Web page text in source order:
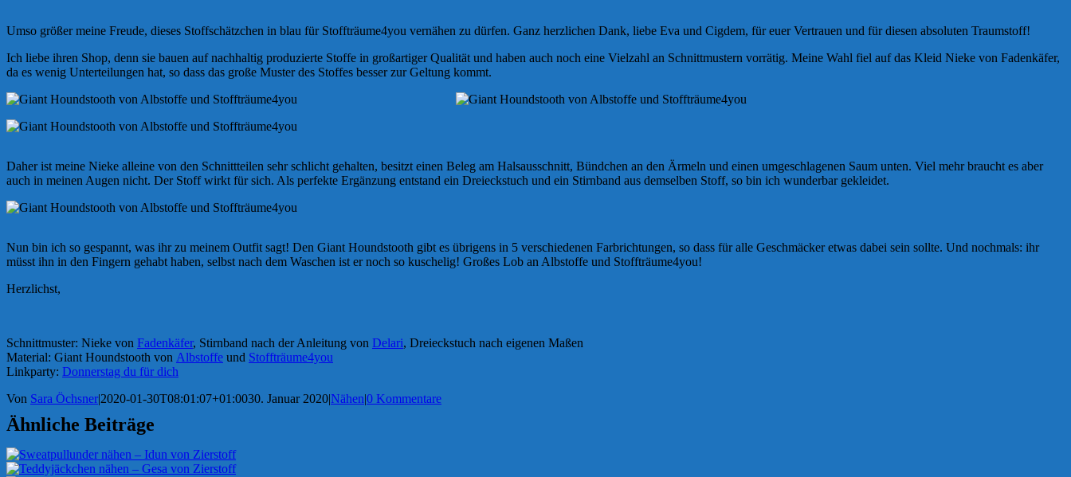
Umso größer meine Freude, dieses Stoffschätzchen in blau für Stoffträume4you vernähen zu dürfen. Ganz herzlichen Dank, liebe Eva und Cigdem, für euer Vertrauen und für diesen absoluten Traumstoff!
Ich liebe ihren Shop, denn sie bauen auf nachhaltig produzierte Stoffe in großartiger Qualität und haben auch noch eine Vielzahl an Schnittmustern vorrätig. Meine Wahl fiel auf das Kleid Nieke von Fadenkäfer,
da es wenig Unterteilungen hat, so dass das große Muster des Stoffes besser zur Geltung kommt.
Daher ist meine Nieke alleine von den Schnittteilen sehr schlicht gehalten, besitzt einen Beleg am Halsausschnitt, Bündchen an den Ärmeln und einen umgeschlagenen Saum unten. Viel mehr braucht es aber
auch in meinen Augen nicht. Der Stoff wirkt für sich. Als perfekte Ergänzung entstand ein Dreieckstuch und ein Stirnband aus demselben Stoff, so bin ich wunderbar gekleidet.
Nun bin ich so gespannt, was ihr zu meinem Outfit sagt! Den Giant Houndstooth gibt es übrigens in 5 verschiedenen Farbrichtungen, so dass für alle Geschmäcker etwas dabei sein sollte. Und nochmals: ihr
müsst ihn in den Fingern gehabt haben, selbst nach dem Waschen ist er noch so kuschelig! Großes Lob an Albstoffe und Stoffträume4you!
Herzlichst,
Schnittmuster: Nieke von Fadenkäfer, Stirnband nach der Anleitung von Delari, Dreieckstuch nach eigenen Maßen
Material: Giant Houndstooth von Albstoffe und Stoffträume4you
Linkparty: Donnerstag du für dich
Von Sara Öchsner|2020-01-30T08:01:07+01:0030. Januar 2020|Nähen|0 Kommentare
Ähnliche Beiträge